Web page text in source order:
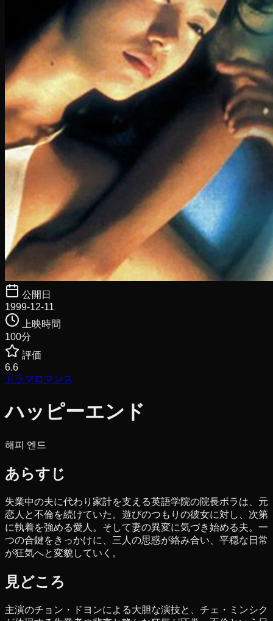
公開日
1999-12-11
上映時間
100分
評価
6.6
ドラマ ロマンス
ハッピーエンド
해피 엔드
あらすじ
失業中の夫に代わり家計を支える英語学院の院長ボラは、元
恋人と不倫を続けていた。遊びのつもりの彼女に対し、次第
に執着を強める愛人。そして妻の異変に気づき始める夫。一
つの合鍵をきっかけに、三人の思惑が絡み合い、平穏な日常
が狂気へと変貌していく。
見どころ
主演のチョン・ドヨンによる大胆な演技と、チェ・ミンシク